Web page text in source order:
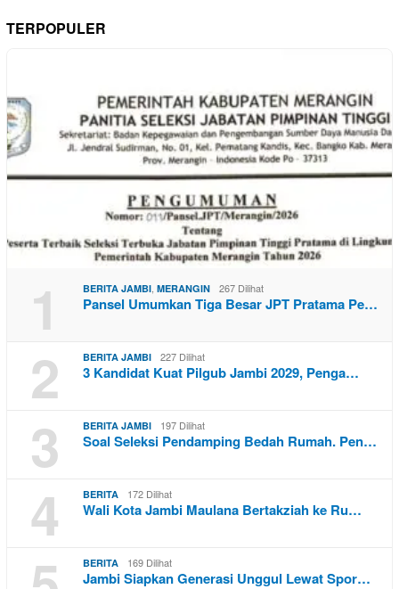
TERPOPULER
1 BERITA JAMBI, MERANGIN 267 Dilihat
Pansel Umumkan Tiga Besar JPT Pratama Pe…
2 BERITA JAMBI 227 Dilihat
3 Kandidat Kuat Pilgub Jambi 2029, Penga…
3 BERITA JAMBI 197 Dilihat
Soal Seleksi Pendamping Bedah Rumah. Pen…
4 BERITA 172 Dilihat
Wali Kota Jambi Maulana Bertakziah ke Ru…
BERITA 169 Dilihat
Jambi Siapkan Generasi Unggul Lewat Spor…